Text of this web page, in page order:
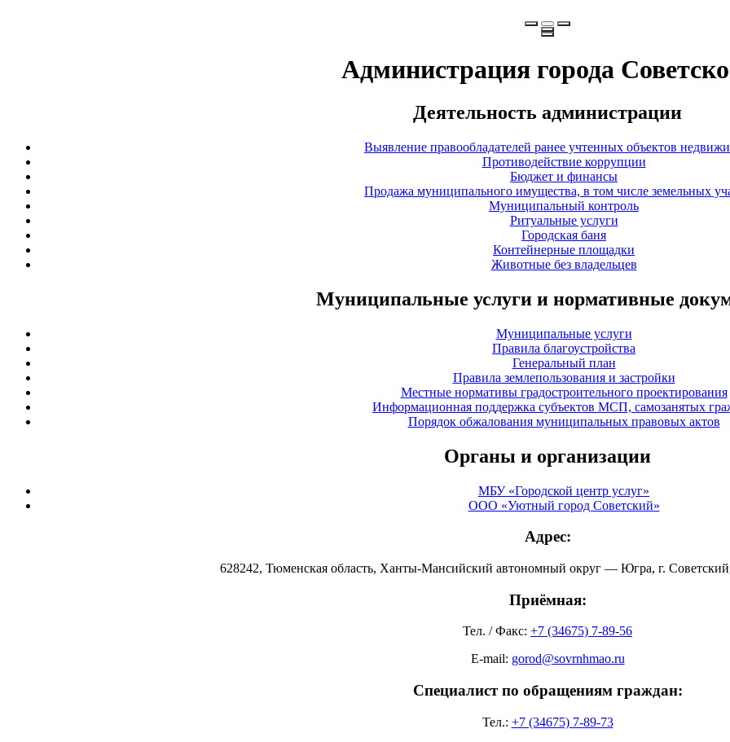
Администрация города
Деятельность администрации
Выявление правообладателей ранее учтенных объектов
Противодействие коррупции
Бюджет и финансы
Продажа муниципального имущества, в том числе земельных
Муниципальный контроль
Ритуальные услуги
Городская баня
Контейнерные площадки
Животные без владельцев
Муниципальные услуги и нормативные
Муниципальные услуги
Правила благоустройства
Генеральный план
Правила землепользования и застройки
Местные нормативы градостроительного проектирования
Информационная поддержка субъектов МСП, самозанятых
Порядок обжалования муниципальных правовых актов
Органы и организации
МБУ «Городской центр услуг»
ООО «Уютный город Советский»
Адрес:
628242, Тюменская область, Ханты-Мансийский автономный округ — Югра, г.
Приёмная:
Тел. / Факс: +7 (34675) 7-89-56
E-mail: gorod@sovrnhmao.ru
Специалист по обращениям граждан:
Тел.: +7 (34675) 7-89-73